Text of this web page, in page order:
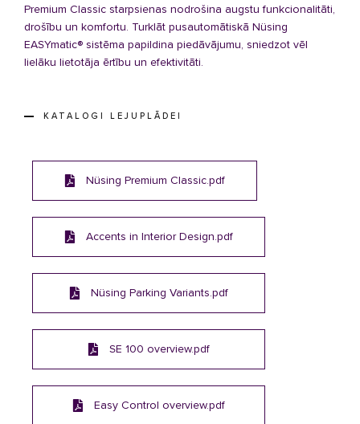
Premium Classic starpsienas nodrošina augstu funkcionalitāti,
drošību un komfortu. Turklāt pusautomātiskā Nüsing
EASYmatic® sistēma papildina piedāvājumu, sniedzot vēl
lielāku lietotāja ērtību un efektivitāti.
KATALOGI LEJUPLĀDEI
Nüsing Premium Classic.pdf
Accents in Interior Design.pdf
Nüsing Parking Variants.pdf
SE 100 overview.pdf
Easy Control overview.pdf